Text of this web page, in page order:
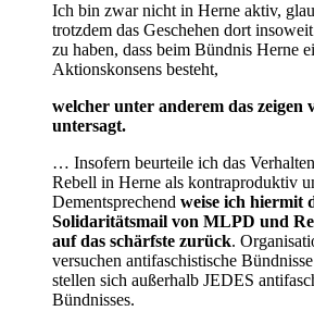
Ich bin zwar nicht in Herne aktiv,
trotzdem das Geschehen dort
zu haben, dass beim Bündnis Herne
Aktionskonsens besteht,
welcher unter anderem das zeigen
untersagt.
… Insofern beurteile ich das
Rebell in Herne als kontraproduktiv
Dementsprechend weise ich hiermit
Solidaritätsmail von MLPD und
auf das schärfste zurück.
versuchen antifaschistische
stellen sich außerhalb JEDES
Bündnisses.